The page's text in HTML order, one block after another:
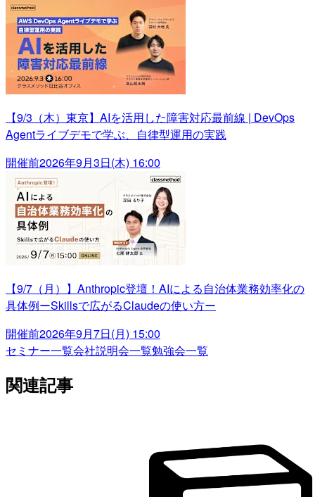
【9/3（木）東京】AIを活用した障害対応最前線 | DevOps
Agentライブデモで学ぶ、自律型運用の実践
開催前2026年9月3日(木) 16:00
【9/7（月）】Anthropic登壇！AIによる自治体業務効率化の
具体例ーSkillsで広がるClaudeの使い方ー
開催前2026年9月7日(月) 15:00
セミナー一覧会社説明会一覧勉強会一覧
関連記事